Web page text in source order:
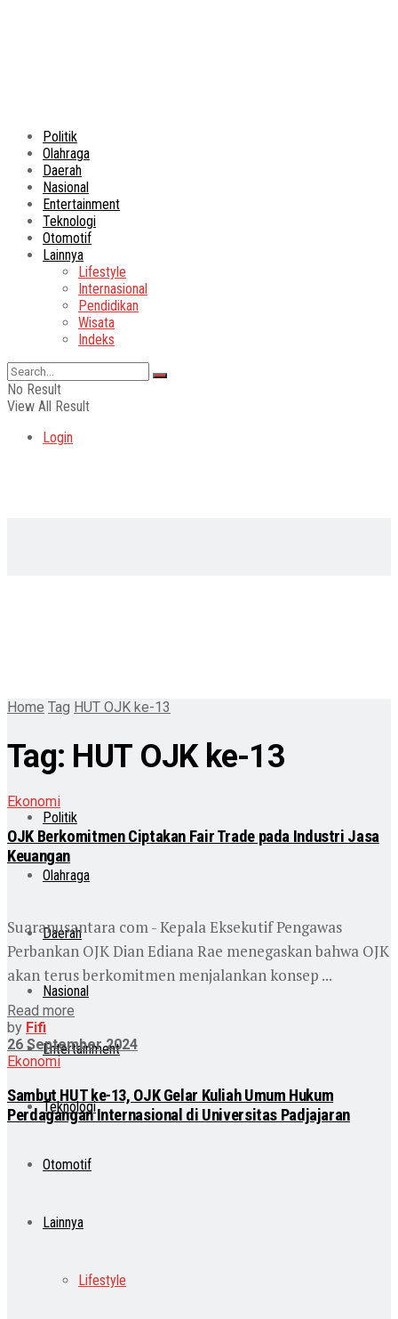
Politik
Olahraga
Daerah
Nasional
Entertainment
Teknologi
Otomotif
Lainnya
Lifestyle
Internasional
Pendidikan
Wisata
Indeks
No Result
View All Result
Login
Politik
Olahraga
Daerah
Nasional
Entertainment
Teknologi
Otomotif
Lainnya
Lifestyle
Home Tag HUT OJK ke-13
Tag: HUT OJK ke-13
Ekonomi
OJK Berkomitmen Ciptakan Fair Trade pada Industri Jasa
Keuangan
Suaranusantara com - Kepala Eksekutif Pengawas
Perbankan OJK Dian Ediana Rae menegaskan bahwa OJK
akan terus berkomitmen menjalankan konsep ...
Read more
by Fifi
26 September 2024
Ekonomi
Sambut HUT ke-13, OJK Gelar Kuliah Umum Hukum
Perdagangan Internasional di Universitas Padjajaran